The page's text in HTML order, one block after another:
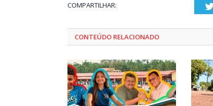
COMPARTILHAR:
CONTEÚDO RELACIONADO